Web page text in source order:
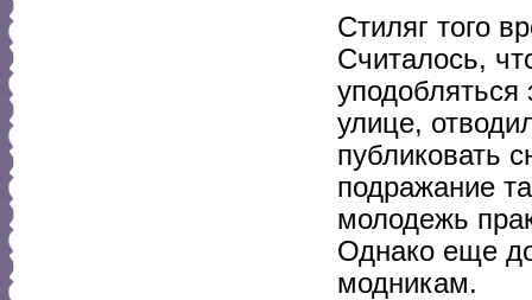
Стиляг того
Считалось,
улице,
публиковать
подражание
молодежь
Однако еще
модникам.